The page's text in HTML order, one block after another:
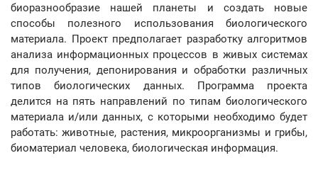
биоразнообразие нашей планеты и создать новые
способы полезного использования биологического
материала. Проект предполагает разработку алгоритмов
анализа информационных процессов в живых системах
для получения, депонирования и обработки различных
типов биологических данных. Программа проекта
делится на пять направлений по типам биологического
материала и/или данных, с которыми необходимо будет
работать: животные, растения, микроорганизмы и грибы,
биоматериал человека, биологическая информация.